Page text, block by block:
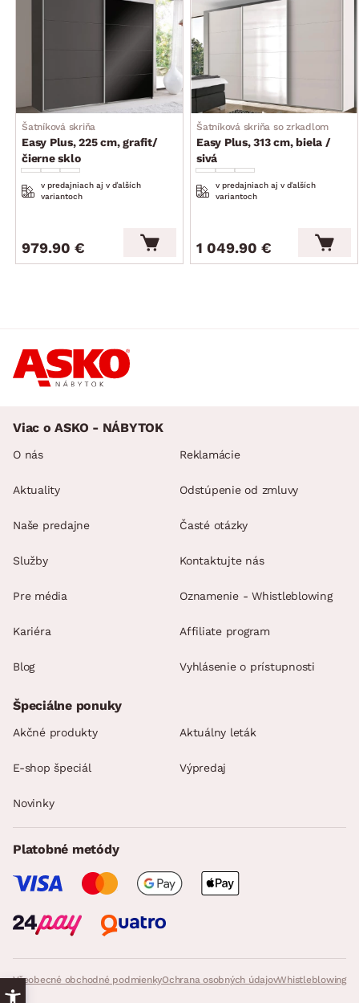
Šatníková skriňa
Easy Plus, 225 cm, grafit/
čierne sklo
v predajniach aj v ďalších
variantoch
979.90 €
Šatníková skriňa so zrkadlom
Easy Plus, 313 cm, biela /
sivá
v predajniach aj v ďalších
variantoch
1 049.90 €
Viac o ASKO - NÁBYTOK
O nás
Aktuality
Naše predajne
Služby
Pre média
Kariéra
Blog
Reklamácie
Odstúpenie od zmluvy
Časté otázky
Kontaktujte nás
Oznamenie - Whistleblowing
Affiliate program
Vyhlásenie o prístupnosti
Všeobecné obchodné podmienkyOchrana osobných údajovWhistleblowing
Špeciálne ponuky
Akčné produkty Aktuálny leták
E-shop špeciál Výpredaj
Novinky
Platobné metódy